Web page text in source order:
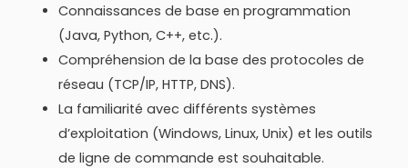
Connaissances de base en programmation
(Java, Python, C++, etc.).
Compréhension de la base des protocoles de
réseau (TCP/IP, HTTP, DNS).
La familiarité avec différents systèmes
d’exploitation (Windows, Linux, Unix) et les outils
de ligne de commande est souhaitable.